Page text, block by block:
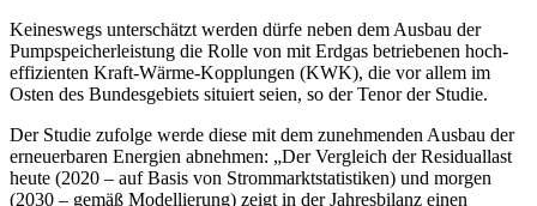
Keineswegs unterschätzt werden dürfe neben dem Ausbau der
Pump­speicherleistung die Rolle von mit Erdgas betriebenen hoch­
effizienten Kraft-Wärme-Kopplungen (KWK), die vor allem im
Osten des Bundesgebiets situiert seien, so der Tenor der Studie.
Der Studie zufolge werde diese mit dem zunehmenden Ausbau der
erneuerbaren Energien abnehmen: „Der Vergleich der Residuallast
heute (2020 – auf Basis von Strommarktstatistiken) und morgen
(2030 – gemäß Modellierung) zeigt in der Jahresbilanz einen